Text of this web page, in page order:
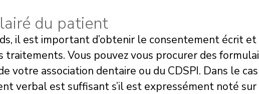
du patient
il est important d’obtenir le consentement écrit et
Vous pouvez vous procurer des
votre association dentaire ou du CDSPI. Dans le
verbal est suffisant s’il est expressément noté sur